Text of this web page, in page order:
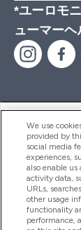
*ユーロモ
ューマー
ヘルプ＆ガ
商品につい
会社概要
We use
provided by
social media
experiences,
also enable
activity data,
URLs,
other usage
functionality
performance,